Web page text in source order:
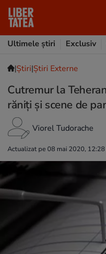
Ultimele știri
Exclusiv
|Ştiri|Știri Externe
Cutremur la
răniţi şi scene de
Viorel Tudorache
Actualizat pe 08 mai 2020, 12:28